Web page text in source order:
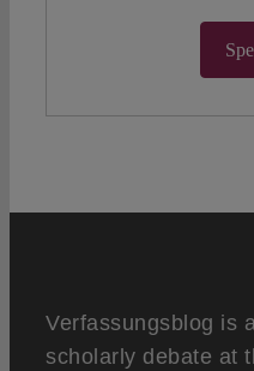
Verfassungsblog is
scholarly debate at